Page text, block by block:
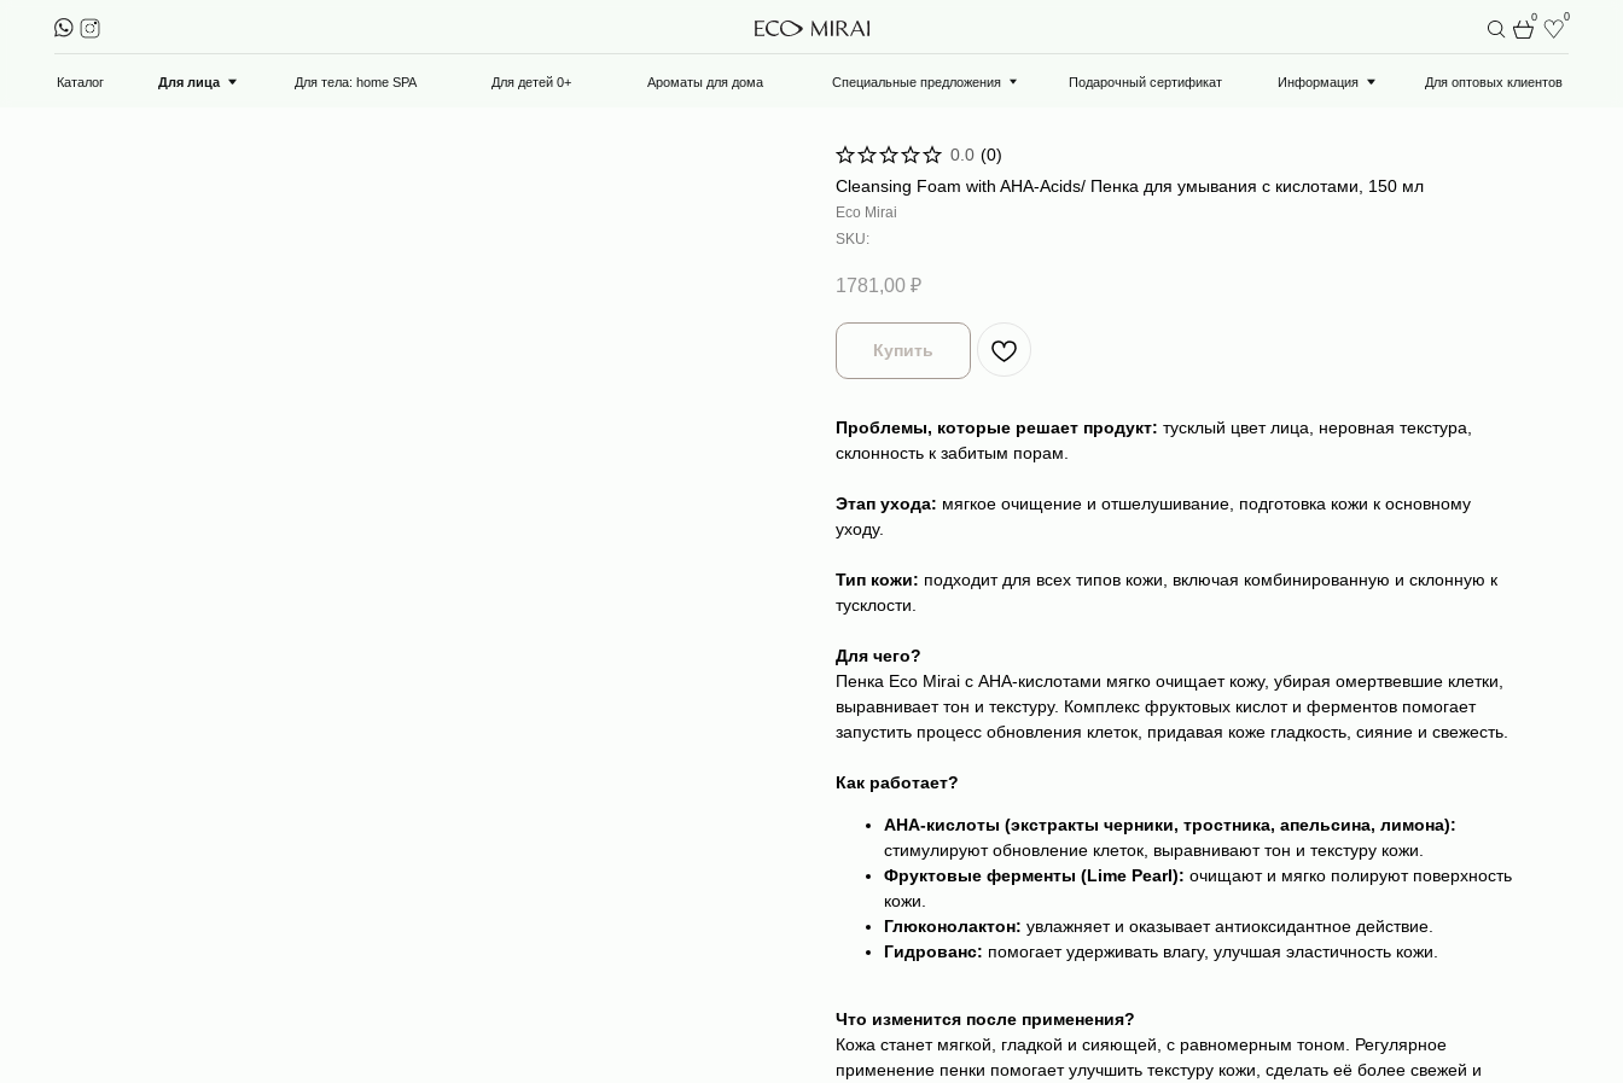
0.0 (0)
Cleansing Foam with AHA-Acids/ Пенка для умывания с кислотами, 150 мл
Eco Mirai
SKU:
1781,00 ₽
Купить
Проблемы, которые решает продукт: тусклый цвет лица, неровная текстура,
склонность к забитым порам.
Этап ухода: мягкое очищение и отшелушивание, подготовка кожи к основному
уходу.
Тип кожи: подходит для всех типов кожи, включая комбинированную и склонную к
тусклости.
Для чего?
Пенка Eco Mirai с АНА-кислотами мягко очищает кожу, убирая омертвевшие клетки,
выравнивает тон и текстуру. Комплекс фруктовых кислот и ферментов помогает
запустить процесс обновления клеток, придавая коже гладкость, сияние и свежесть.
Как работает?
АНА-кислоты (экстракты черники, тростника, апельсина, лимона):
стимулируют обновление клеток, выравнивают тон и текстуру кожи.
Фруктовые ферменты (Lime Pearl): очищают и мягко полируют поверхность
кожи.
Глюконолактон: увлажняет и оказывает антиоксидантное действие.
Гидрованс: помогает удерживать влагу, улучшая эластичность кожи.
Что изменится после применения?
Кожа станет мягкой, гладкой и сияющей, с равномерным тоном. Регулярное
применение пенки помогает улучшить текстуру кожи, сделать её более свежей и